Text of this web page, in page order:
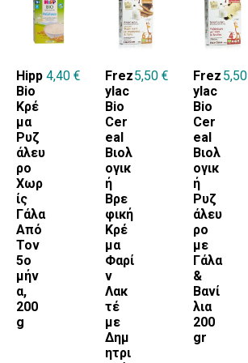
Hipp
Bio
Κρέ
μα
Ρυζ
άλευ
ρο
Χωρ
ίς
Γάλα
Από
Τον
5ο
μήν
α,
200
g
4,40 €
Frez
ylac
Bio
Cer
eal
Βιολ
ογικ
ή
Βρε
φική
Κρέ
μα
Φαρί
ν
Λακ
τέ
με
Δημ
ητρι
5,50 €
Frez
ylac
Bio
Cer
eal
Βιολ
ογικ
ή
Ρυζ
άλευ
ρο
με
Γάλα
&
Βανί
λια
200
gr
5,50